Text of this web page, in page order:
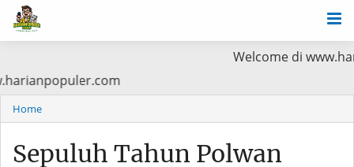
Welcome di
di www.harianpopuler.com
Home
Sepuluh Tahun Polwan